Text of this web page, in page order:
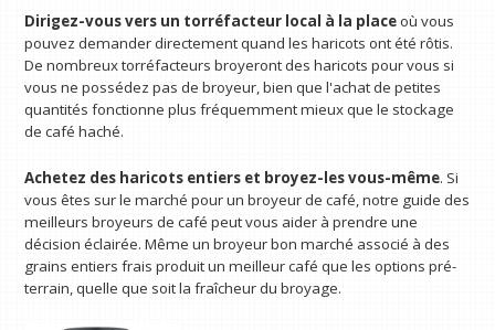
Dirigez-vous vers un torréfacteur local à la placeoù vous
pouvez demander directement quand les haricots ont été rôtis.
De nombreux torréfacteurs broyeront des haricots pour vous si
vous ne possédez pas de broyeur, bien que l'achat de petites
quantités fonctionne plus fréquemment mieux que le stockage
de café haché.
Achetez des haricots entiers et broyez-les vous-même. Si
vous êtes sur le marché pour un broyeur de café, notre guide des
meilleurs broyeurs de café peut vous aider à prendre une
décision éclairée. Même un broyeur bon marché associé à des
grains entiers frais produit un meilleur café que les options pré-
terrain, quelle que soit la fraîcheur du broyage.